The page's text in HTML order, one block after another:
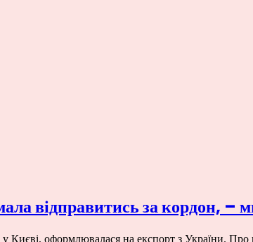
відправитись за кордон, –
оформлювалася на експорт з України.